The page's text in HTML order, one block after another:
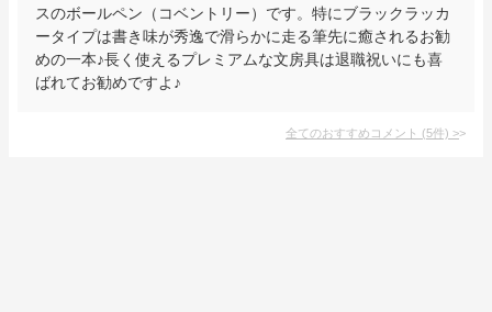
スのボールペン（コベントリー）です。特にブラックラッカ
ータイプは書き味が秀逸で滑らかに走る筆先に癒されるお勧
めの一本♪長く使えるプレミアムな文房具は退職祝いにも喜
ばれてお勧めですよ♪
全てのおすすめコメント (5件) >